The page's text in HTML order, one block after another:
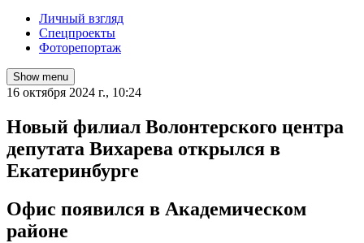
Личный взгляд
Спецпроекты
Фоторепортаж
Show menu
16 октября 2024 г., 10:24
Новый филиал Волонтерского центра
депутата Вихарева открылся в
Екатеринбурге
Офис появился в Академическом
районе